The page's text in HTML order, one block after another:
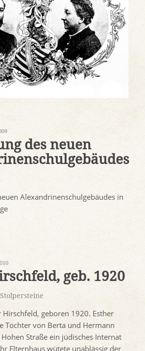
des neuen
Alexandrinenschulgebäudes in
geb. 1920
Stolpersteine
Hirschfeld, geboren 1920. Esther
Tochter von Berta und Hermann
Straße ein jüdisches Internat
Elternhaus wütete unablässig der